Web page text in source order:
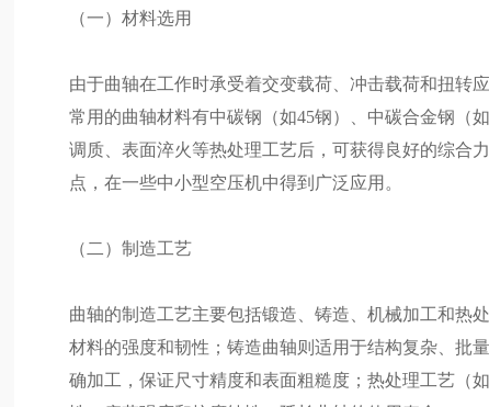
（一）材料选用
由于曲轴在工作时承受着交变载荷、冲击载荷和扭转
常用的曲轴材料有中碳钢（如45钢）、中碳合金钢（
调质、表面淬火等热处理工艺后，可获得良好的综合
点，在一些中小型空压机中得到广泛应用。
（二）制造工艺
曲轴的制造工艺主要包括锻造、铸造、机械加工和热
材料的强度和韧性；铸造曲轴则适用于结构复杂、批
确加工，保证尺寸精度和表面粗糙度；热处理工艺（